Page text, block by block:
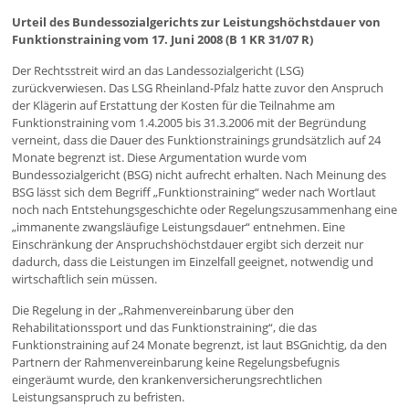
Urteil des Bundessozialgerichts zur Leistungshöchstdauer von
Funktionstraining vom 17. Juni 2008 (B 1 KR 31/07 R)
Der Rechtsstreit wird an das Landessozialgericht (LSG)
zurückverwiesen. Das LSG Rheinland-Pfalz hatte zuvor den Anspruch
der Klägerin auf Erstattung der Kosten für die Teilnahme am
Funktionstraining vom 1.4.2005 bis 31.3.2006 mit der Begründung
verneint, dass die Dauer des Funktionstrainings grundsätzlich auf 24
Monate begrenzt ist. Diese Argumentation wurde vom
Bundessozialgericht (BSG) nicht aufrecht erhalten. Nach Meinung des
BSG lässt sich dem Begriff „Funktionstraining“ weder nach Wortlaut
noch nach Entstehungsgeschichte oder Regelungszusammenhang eine
„immanente zwangsläufige Leistungsdauer“ entnehmen. Eine
Einschränkung der Anspruchshöchstdauer ergibt sich derzeit nur
dadurch, dass die Leistungen im Einzelfall geeignet, notwendig und
wirtschaftlich sein müssen.
Die Regelung in der „Rahmenvereinbarung über den
Rehabilitationssport und das Funktionstraining“, die das
Funktionstraining auf 24 Monate begrenzt, ist laut BSGnichtig, da den
Partnern der Rahmenvereinbarung keine Regelungsbefugnis
eingeräumt wurde, den krankenversicherungsrechtlichen
Leistungsanspruch zu befristen.